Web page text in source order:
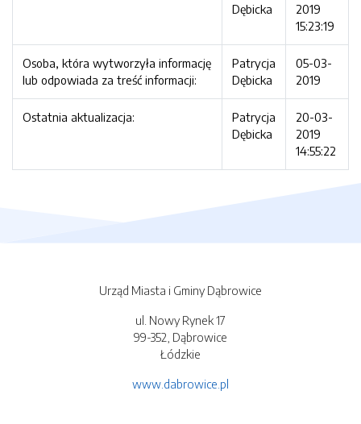
Dębicka
2019
15:23:19
Osoba, która wytworzyła informację
lub odpowiada za treść informacji:
Patrycja
Dębicka
05-03-
2019
Ostatnia aktualizacja:
Patrycja
Dębicka
20-03-
2019
14:55:22
Urząd Miasta i Gminy Dąbrowice
ul. Nowy Rynek 17
99-352, Dąbrowice
Łódzkie
www.dabrowice.pl